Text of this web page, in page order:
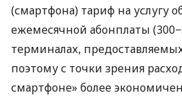
(смартфона) тариф на услугу
ежемесячной абонплаты
терминалах,
поэтому с точки зрения
смартфоне» более